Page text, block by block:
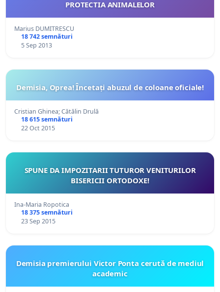
PROTECTIA ANIMALELOR
Marius DUMITRESCU
18 742 semnături
5 Sep 2013
Demisia, Oprea! Încetați abuzul de coloane oficiale!
Cristian Ghinea; Cătălin Drulă
18 615 semnături
22 Oct 2015
SPUNE DA IMPOZITARII TUTUROR VENITURILOR
BISERICII ORTODOXE!
Ina-Maria Ropotica
18 375 semnături
23 Sep 2015
Demisia premierului Victor Ponta cerută de mediul
academic